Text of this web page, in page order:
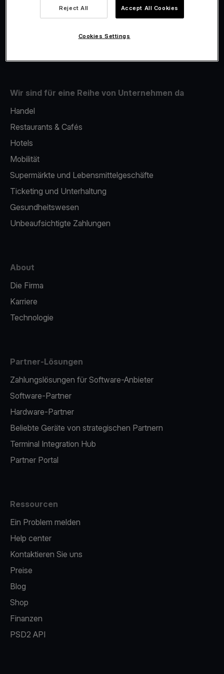
Fiskalisierung
Wir sind für eine Reihe von Unternehmen da
Handel
Restaurants & Cafés
Hotels
Mobilität
Supermärkte und Lebensmittelgeschäfte
Ticketing und Unterhaltung
Gesundheitswesen
Unbeaufsichtigte Zahlungen
About
Die Firma
Karriere
Technologie
Partner-Lösungen
Zahlungslösungen für Software-Anbieter
Software-Partner
Hardware-Partner
Beliebte Geräte von strategischen Partnern
Terminal Integration Hub
Partner Portal
Ressourcen
Ein Problem melden
Help center
Kontaktieren Sie uns
Preise
Blog
Shop
Finanzen
PSD2 API
Reject All Accept All Cookies
Cookies Settings